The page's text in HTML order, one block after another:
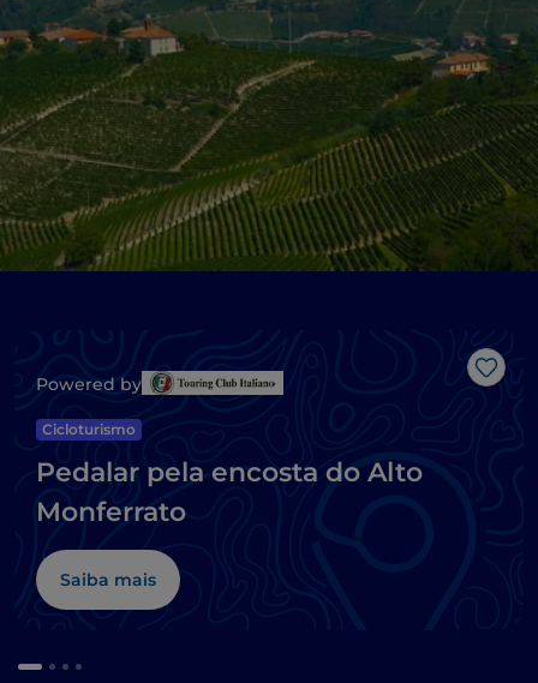
Powered by
Cicloturismo
Pedalar pela encosta do Alto
Monferrato
Saiba mais